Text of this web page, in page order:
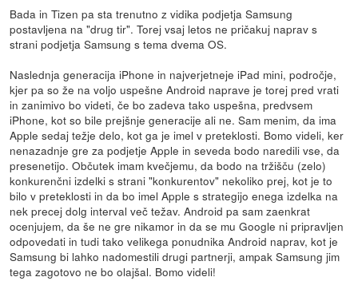
Bada in Tizen pa sta trenutno z vidika podjetja Samsung
postavljena na "drug tir". Torej vsaj letos ne pričakuj naprav s
strani podjetja Samsung s tema dvema OS.
Naslednja generacija iPhone in najverjetneje iPad mini, področje,
kjer pa so že na voljo uspešne Android naprave je torej pred vrati
in zanimivo bo videti, če bo zadeva tako uspešna, predvsem
iPhone, kot so bile prejšnje generacije ali ne. Sam menim, da ima
Apple sedaj težje delo, kot ga je imel v preteklosti. Bomo videli, ker
nenazadnje gre za podjetje Apple in seveda bodo naredili vse, da
presenetijo. Občutek imam kvečjemu, da bodo na tržišču (zelo)
konkurenčni izdelki s strani "konkurentov" nekoliko prej, kot je to
bilo v preteklosti in da bo imel Apple s strategijo enega izdelka na
nek precej dolg interval več težav. Android pa sam zaenkrat
ocenjujem, da še ne gre nikamor in da se mu Google ni pripravljen
odpovedati in tudi tako velikega ponudnika Android naprav, kot je
Samsung bi lahko nadomestili drugi partnerji, ampak Samsung jim
tega zagotovo ne bo olajšal. Bomo videli!